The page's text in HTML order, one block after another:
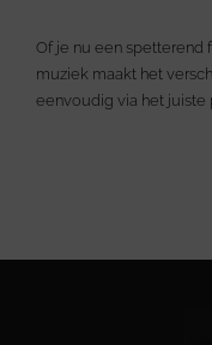
Of je nu een spetterend
muziek maakt het
eenvoudig via het juiste